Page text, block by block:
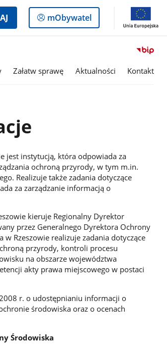
Logowanie
do
mObywatel
Załatw sprawę Aktualności Kontakt
jest instytucją, która odpowiada za
ochroną przyrody, w tym m.in.
Realizuje także zadania dotyczące
za zarządzanie informacją o
kieruje Regionalny Dyrektor
przez Generalnego Dyrektora Ochrony
Rzeszowie realizuje zadania dotyczące
przyrody, kontroli procesu
na obszarze województwa
akty prawa miejscowego w postaci
r. o udostępnianiu informacji o
środowiska oraz o ocenach
Środowiska